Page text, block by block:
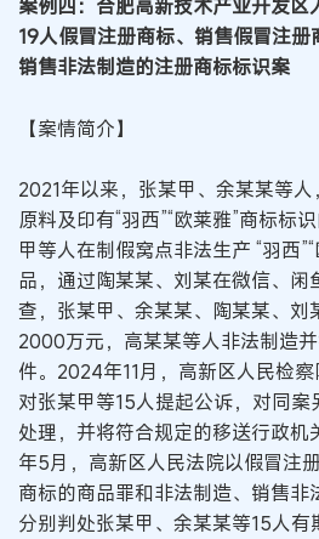
案例四：合肥高新技术产业开发
19人假冒注册商标、销售假冒注册
销售非法制造的注册商标标识案
【案情简介】
2021年以来，张某甲、余某某等
原料及印有“羽西”“欧莱雅”商标标
甲等人在制假窝点非法生产 “羽西
品，通过陶某某、刘某在微信、
查，张某甲、余某某、陶某某、刘
2000万元，高某某等人非法制造
件。2024年11月，高新区人民检
对张某甲等15人提起公诉，对同
处理，并将符合规定的移送行政
年5月，高新区人民法院以假冒注
商标的商品罪和非法制造、销售非
分别判处张某甲、余某某等15人